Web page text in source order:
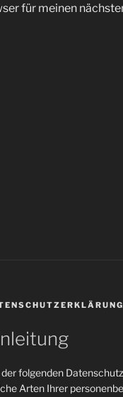
für meinen
folgenden
Arten Ihrer